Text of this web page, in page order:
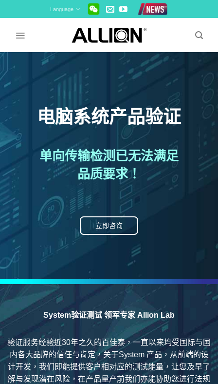
to
Language
电脑系统产品验证
单向传输检测已无法满足
品质要求！
立即咨询
System验证测试 领军专家 Allion Lab
验证服务经验近30年之久的百佳泰，一直以来均受国际与国
内各大品牌的信任与肯定，关于System 产品，从前端的设
计开发，我们即能提供客户相对应的测试能量，让您及早了
解与发现潜在风险，在产品量产前我们亦能协助您进行法规